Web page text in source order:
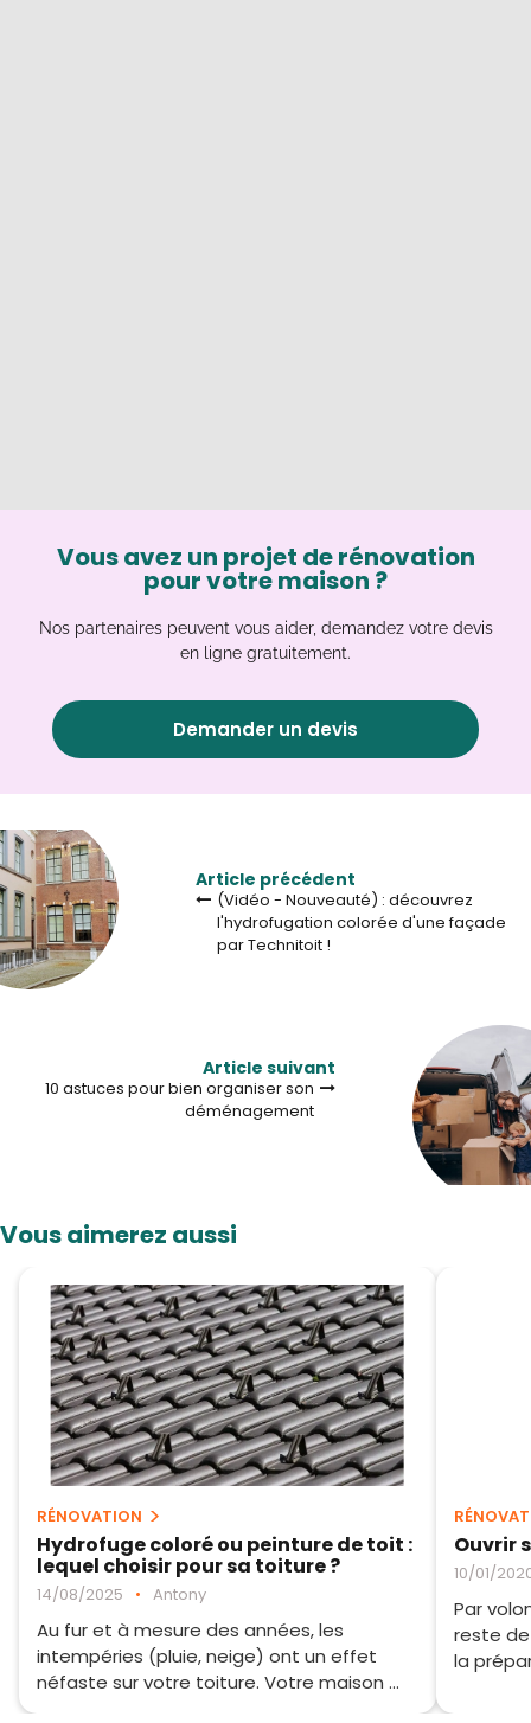
Vous avez un projet de rénovation
pour votre maison ?
Nos partenaires peuvent vous aider, demandez votre devis
en ligne gratuitement.
Demander un devis
Article précédent
(Vidéo - Nouveauté) : découvrez
l'hydrofugation colorée d'une façade
par Technitoit !
Article suivant
10 astuces pour bien organiser son
déménagement
Vous aimerez aussi
RÉNOVATION
Hydrofuge coloré ou peinture de toit :
lequel choisir pour sa toiture ?
14/08/2025 • Antony
Au fur et à mesure des années, les
intempéries (pluie, neige) ont un effet
néfaste sur votre toiture. Votre maison ...
Ouvrir
10/01/
Par
reste
la